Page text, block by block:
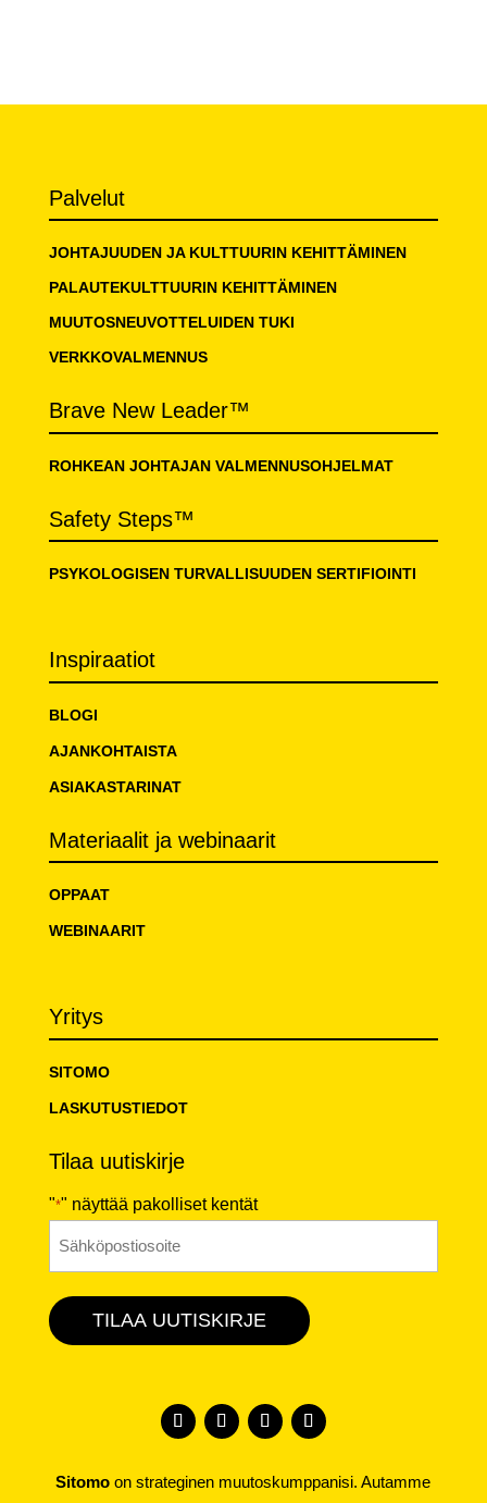
Palvelut
JOHTAJUUDEN JA KULTTUURIN KEHITTÄMINEN
PALAUTEKULTTUURIN KEHITTÄMINEN
MUUTOSNEUVOTTELUIDEN TUKI
VERKKOVALMENNUS
Brave New Leader™
ROHKEAN JOHTAJAN VALMENNUSOHJELMAT
Safety Steps™
PSYKOLOGISEN TURVALLISUUDEN SERTIFIOINTI
Inspiraatiot
BLOGI
AJANKOHTAISTA
ASIAKASTARINAT
Materiaalit ja webinaarit
OPPAAT
WEBINAARIT
Yritys
SITOMO
LASKUTUSTIEDOT
Tilaa uutiskirje
"*" näyttää pakolliset kentät
TILAA UUTISKIRJE
Sitomo on strateginen muutoskumppanisi. Autamme